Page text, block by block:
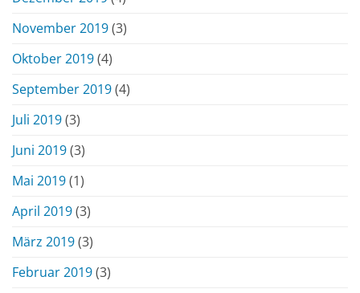
November 2019(3)
Oktober 2019(4)
September 2019(4)
Juli 2019(3)
Juni 2019(3)
Mai 2019(1)
April 2019(3)
März 2019(3)
Februar 2019(3)